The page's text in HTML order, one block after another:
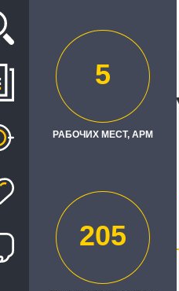
Проект
ВНЕДРЕНИЕ
5
РАБОЧИХ МЕСТ, АРМ
205